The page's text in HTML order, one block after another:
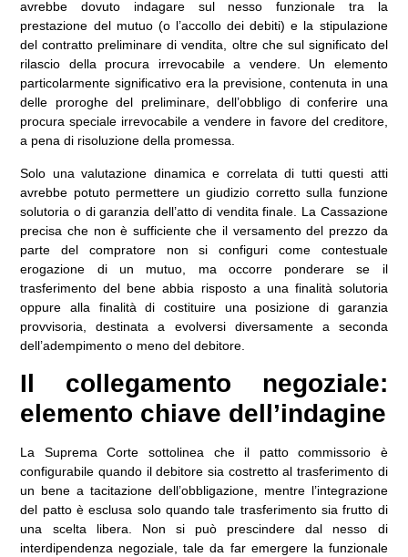
avrebbe dovuto indagare sul nesso funzionale tra la
prestazione del mutuo (o l’accollo dei debiti) e la stipulazione
del contratto preliminare di vendita, oltre che sul significato del
rilascio della procura irrevocabile a vendere. Un elemento
particolarmente significativo era la previsione, contenuta in una
delle proroghe del preliminare, dell’obbligo di conferire una
procura speciale irrevocabile a vendere in favore del creditore,
a pena di risoluzione della promessa.
Solo una valutazione dinamica e correlata di tutti questi atti
avrebbe potuto permettere un giudizio corretto sulla funzione
solutoria o di garanzia dell’atto di vendita finale. La Cassazione
precisa che non è sufficiente che il versamento del prezzo da
parte del compratore non si configuri come contestuale
erogazione di un mutuo, ma occorre ponderare se il
trasferimento del bene abbia risposto a una finalità solutoria
oppure alla finalità di costituire una posizione di garanzia
provvisoria, destinata a evolversi diversamente a seconda
dell’adempimento o meno del debitore.
Il collegamento negoziale:
elemento chiave dell’indagine
La Suprema Corte sottolinea che il patto commissorio è
configurabile quando il debitore sia costretto al trasferimento di
un bene a tacitazione dell’obbligazione, mentre l’integrazione
del patto è esclusa solo quando tale trasferimento sia frutto di
una scelta libera. Non si può prescindere dal nesso di
interdipendenza negoziale, tale da far emergere la funzionale